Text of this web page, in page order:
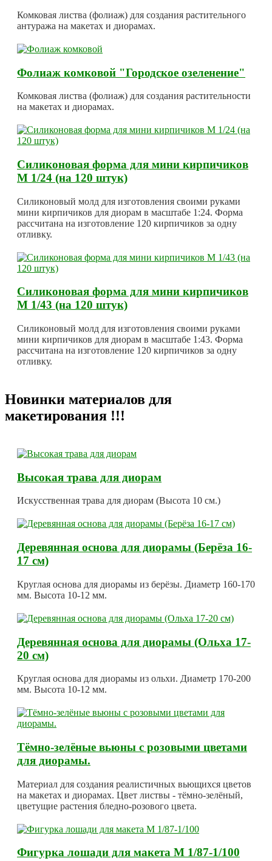
Комковая листва (фолиаж) для создания растительного
антуража на макетах и диорамах.
Фолиаж комковой "Городское озеленение"
Комковая листва (фолиаж) для создания растительности
на макетах и диорамах.
Силиконовая форма для мини кирпичиков
М 1/24 (на 120 штук)
Силиконовый молд для изготовления своими руками
мини кирпичиков для диорам в масштабе 1:24. Форма
рассчитана на изготовление 120 кирпичиков за одну
отливку.
Силиконовая форма для мини кирпичиков
М 1/43 (на 120 штук)
Силиконовый молд для изготовления своими руками
мини кирпичиков для диорам в масштабе 1:43. Форма
рассчитана на изготовление 120 кирпичиков за одну
отливку.
Новинки материалов для
макетирования !!!
Высокая трава для диорам
Искусственная трава для диорам (Высота 10 см.)
Деревянная основа для диорамы (Берёза 16-
17 см)
Круглая основа для диорамы из берёзы. Диаметр 160-170
мм. Высота 10-12 мм.
Деревянная основа для диорамы (Ольха 17-
20 см)
Круглая основа для диорамы из ольхи. Диаметр 170-200
мм. Высота 10-12 мм.
Тёмно-зелёные вьюны с розовыми цветами
для диорамы.
Материал для создания реалистичных вьющихся цветов
на макетах и диорамах. Цвет листвы - тёмно-зелёный,
цветущие растения бледно-розового цвета.
Фигурка лошади для макета М 1/87-1/100